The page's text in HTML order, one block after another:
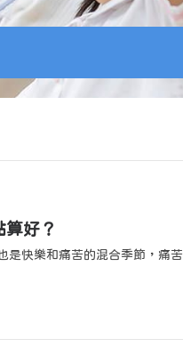
好？
快樂和痛苦的混合季節，痛